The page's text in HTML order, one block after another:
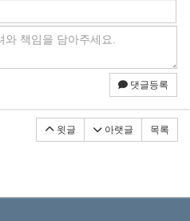
댓글등록
윗글 아랫글 목록